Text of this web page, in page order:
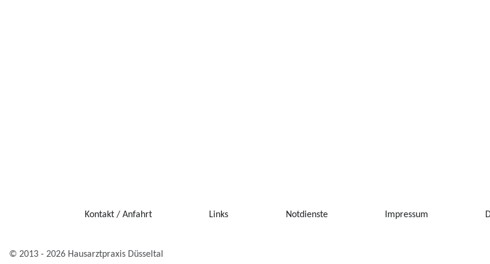
Kontakt / Anfahrt Links Notdienste Impressum
© 2013 - 2026 Hausarztpraxis Düsseltal